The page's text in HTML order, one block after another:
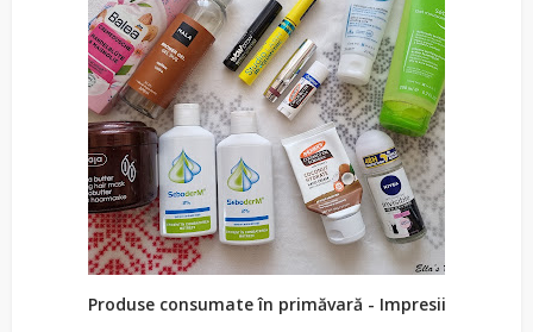
Produse consumate în primăvară - Impresii